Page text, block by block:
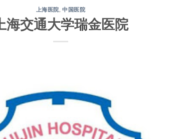
上海医院 ,中国医院
上海交通大学瑞金医院